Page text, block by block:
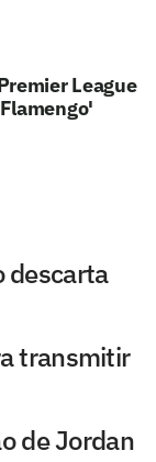
League
descarta
transmitir
de Jordan